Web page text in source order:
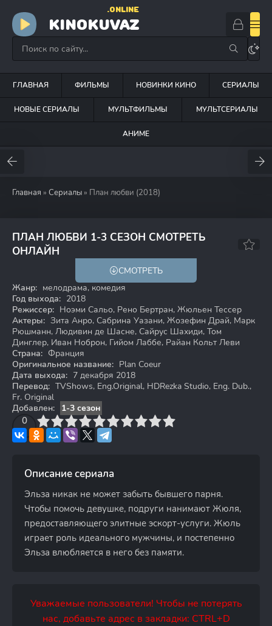
KINOKUVAZ
.ONLINE
ГЛАВНАЯ ФИЛЬМЫ НОВИНКИ КИНО СЕРИАЛЫ
НОВЫЕ СЕРИАЛЫ МУЛЬТФИЛЬМЫ МУЛЬТСЕРИАЛЫ
АНИМЕ
Главная » Сериалы » План любви (2018)
ПЛАН ЛЮБВИ 1-3 СЕЗОН СМОТРЕТЬ
ОНЛАЙН
СМОТРЕТЬ
Жанр: мелодрама, комедия
Год выхода: 2018
Режиссер: Ноэми Сальо, Рено Бертран, Жюльен Тессер
Актеры: Зита Анро, Сабрина Уазани, Жозефин Драй, Марк
Рюшманн, Людивин де Шасне, Сайрус Шахиди, Том
Динглер, Иван Ноброн, Гийом Лаббе, Райан Кольт Леви
Страна: Франция
Оригинальное название: Plan Coeur
Дата выхода: 7 декабря 2018
Перевод: TVShows, Eng.Original, HDRezka Studio, Eng. Dub.,
Fr. Original
Добавлен:
1-3 сезон
0
4 6 7 8 9 10
Описание сериала
Эльза никак не может забыть бывшего парня.
Чтобы помочь девушке, подруги нанимают Жюля,
предоставляющего элитные эскорт-услуги. Жюль
играет роль идеального мужчины, и постепенно
Эльза влюбляется в него без памяти.
Уважаемые пользователи! Чтобы не потерять
нас, добавьте адрес в закладки: CTRL+D